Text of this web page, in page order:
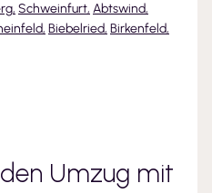
, Schweinfurt, Abtswind,
, Biebelried, Birkenfeld,
Umzug mit